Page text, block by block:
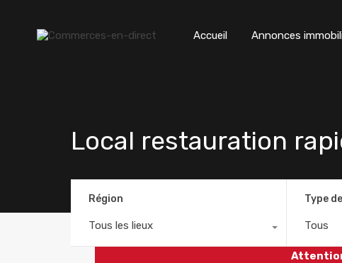
Accueil Annonces
Local restauration
Région
Tous les lieux
Type
Tous